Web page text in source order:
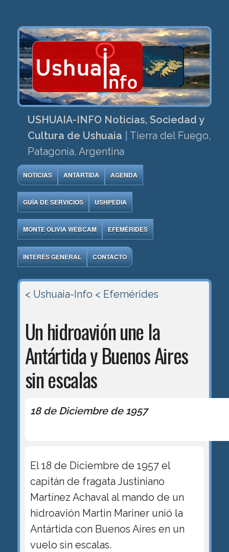
USHUAIA-INFO Noticias, Sociedad y
Cultura de Ushuaia
Tierra del Fuego,
Patagonia, Argentina
NOTICIAS ANTÁRTIDA AGENDA
GUÍA DE SERVICIOS USHPEDIA
MONTE OLIVIA WEBCAM EFEMÉRIDES
INTERÉS GENERAL CONTACTO
< Ushuaia-Info < Efemérides
Un hidroavión une la
Antártida y Buenos Aires
sin escalas
18 de Diciembre de 1957
El 18 de Diciembre de 1957 el
capitán de fragata Justiniano
Martínez Achaval al mando de un
hidroavión Martin Mariner unió la
Antártida con Buenos Aires en un
vuelo sin escalas.